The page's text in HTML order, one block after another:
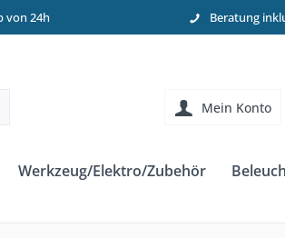
von 24h Beratung
Mein Konto
Werkzeug/Elektro/Zubehör